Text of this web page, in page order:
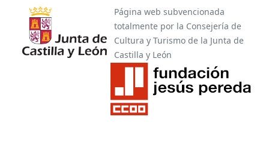
Página web subvencionada
totalmente por la Consejería de
Cultura y Turismo de la Junta de
Castilla y León